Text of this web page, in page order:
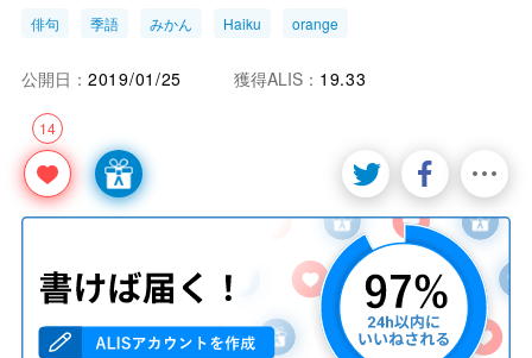
俳句 季語 みかん Haiku orange
14
公開日： 2019/01/25 獲得ALIS： 19.33